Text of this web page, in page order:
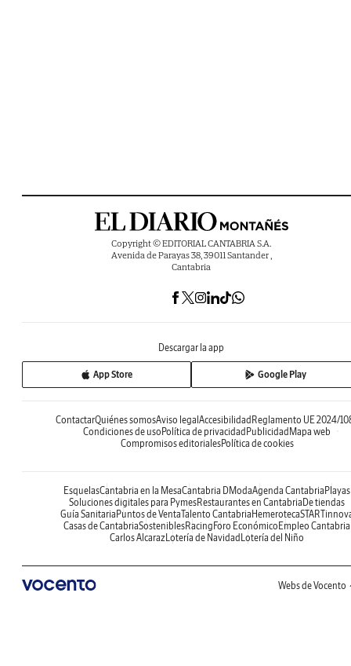
Copyright © EDITORIAL CANTABRIA S.A.
Avenida de Parayas 38, 39011 Santander ,
Cantabria
Descargar la app
App Store Google Play
ContactarQuiénes somosAviso legalAccesibilidadReglamento UE 2024/
Condiciones de usoPolítica de privacidadPublicidadMapa web
Compromisos editorialesPolítica de cookies
EsquelasCantabria en la MesaCantabria DModaAgenda CantabriaPlayas
Soluciones digitales para PymesRestaurantes en CantabriaDe tiendas
Guía SanitariaPuntos de VentaTalento CantabriaHemeroteca
Casas de CantabriaSosteniblesRacingForo EconómicoEmpleo Cantabria
Carlos AlcarazLotería de NavidadLotería del Niño
Webs de Vocento